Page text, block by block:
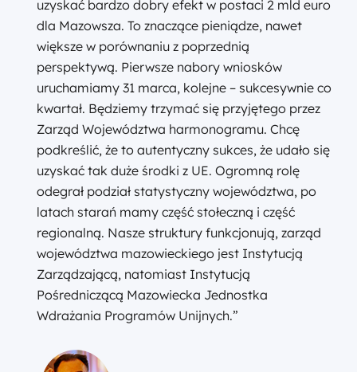
uzyskać bardzo dobry efekt w postaci 2 mld euro
dla Mazowsza. To znaczące pieniądze, nawet
większe w porównaniu z poprzednią
perspektywą. Pierwsze nabory wniosków
uruchamiamy 31 marca, kolejne – sukcesywnie co
kwartał. Będziemy trzymać się przyjętego przez
Zarząd Województwa harmonogramu. Chcę
podkreślić, że to autentyczny sukces, że udało się
uzyskać tak duże środki z UE. Ogromną rolę
odegrał podział statystyczny województwa, po
latach starań mamy część stołeczną i część
regionalną. Nasze struktury funkcjonują, zarząd
województwa mazowieckiego jest Instytucją
Zarządzającą, natomiast Instytucją
Pośredniczącą Mazowiecka Jednostka
Wdrażania Programów Unijnych.”